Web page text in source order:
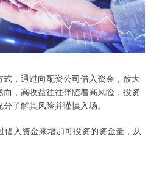
，通过向配资公司借入资金，放大
，高收益往往伴随着高风险，投资
了解其风险并谨慎入场。
入资金来增加可投资的资金量，从